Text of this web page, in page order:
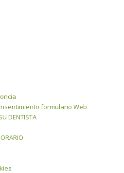
formulario Web
DENTISTA